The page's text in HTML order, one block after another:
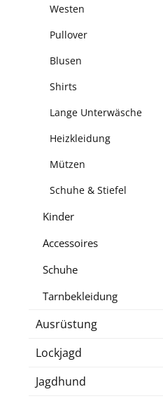
Westen
Pullover
Blusen
Shirts
Lange Unterwäsche
Heizkleidung
Mützen
Schuhe & Stiefel
Kinder
Accessoires
Schuhe
Tarnbekleidung
Ausrüstung
Lockjagd
Jagdhund